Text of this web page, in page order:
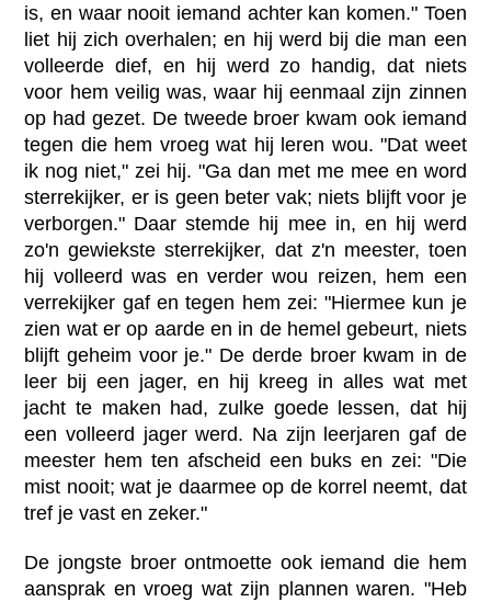
is, en waar nooit iemand achter kan komen." Toen
liet hij zich overhalen; en hij werd bij die man een
volleerde dief, en hij werd zo handig, dat niets
voor hem veilig was, waar hij eenmaal zijn zinnen
op had gezet. De tweede broer kwam ook iemand
tegen die hem vroeg wat hij leren wou. "Dat weet
ik nog niet," zei hij. "Ga dan met me mee en word
sterrekijker, er is geen beter vak; niets blijft voor je
verborgen." Daar stemde hij mee in, en hij werd
zo'n gewiekste sterrekijker, dat z'n meester, toen
hij volleerd was en verder wou reizen, hem een
verrekijker gaf en tegen hem zei: "Hiermee kun je
zien wat er op aarde en in de hemel gebeurt, niets
blijft geheim voor je." De derde broer kwam in de
leer bij een jager, en hij kreeg in alles wat met
jacht te maken had, zulke goede lessen, dat hij
een volleerd jager werd. Na zijn leerjaren gaf de
meester hem ten afscheid een buks en zei: "Die
mist nooit; wat je daarmee op de korrel neemt, dat
tref je vast en zeker."
De jongste broer ontmoette ook iemand die hem
aansprak en vroeg wat zijn plannen waren. "Heb